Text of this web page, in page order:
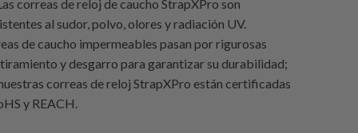
correas de reloj de caucho StrapXPro son
al sudor, polvo, olores y radiación UV.
de caucho impermeables pasan por rigurosas
y desgarro para garantizar su durabilidad;
correas de reloj StrapXPro están certificadas
y REACH.